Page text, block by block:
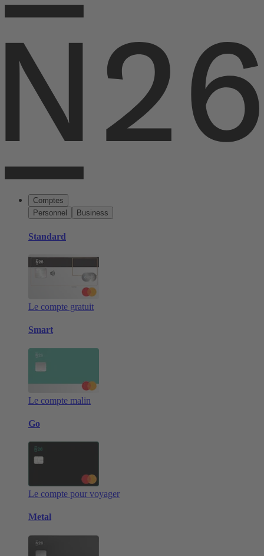
Comptes
Personnel
Business
Standard
Le compte gratuit
Smart
Le compte malin
Go
Le compte pour voyager
Metal